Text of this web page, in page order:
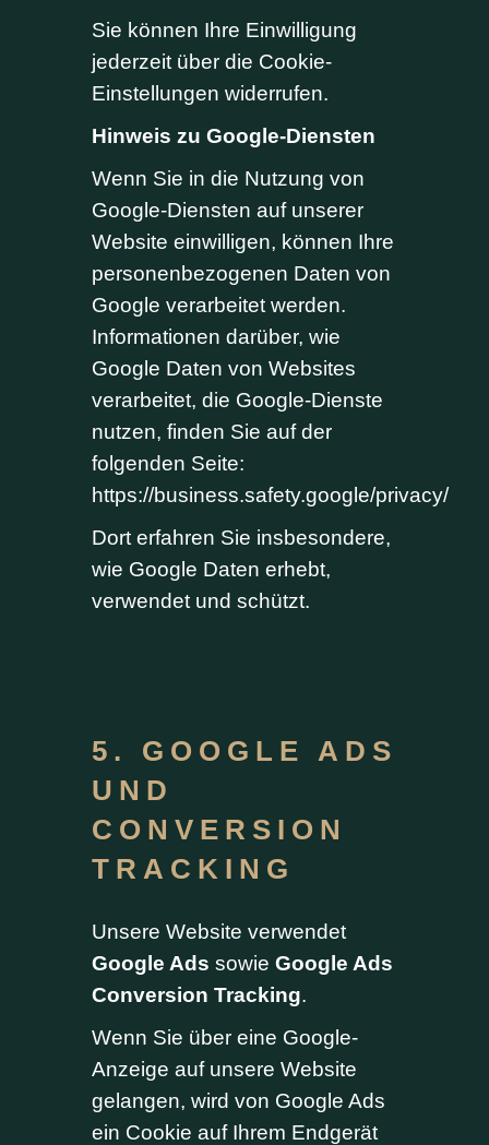
Sie können Ihre Einwilligung
jederzeit über die Cookie-
Einstellungen widerrufen.
Hinweis zu Google-Diensten
Wenn Sie in die Nutzung von
Google-Diensten auf unserer
Website einwilligen, können Ihre
personenbezogenen Daten von
Google verarbeitet werden.
Informationen darüber, wie
Google Daten von Websites
verarbeitet, die Google-Dienste
nutzen, finden Sie auf der
folgenden Seite:
https://business.safety.google/privacy/
Dort erfahren Sie insbesondere,
wie Google Daten erhebt,
verwendet und schützt.
5. GOOGLE ADS
UND
CONVERSION
TRACKING
Unsere Website verwendet
Google Ads sowie Google Ads
Conversion Tracking.
Wenn Sie über eine Google-
Anzeige auf unsere Website
gelangen, wird von Google Ads
ein Cookie auf Ihrem Endgerät